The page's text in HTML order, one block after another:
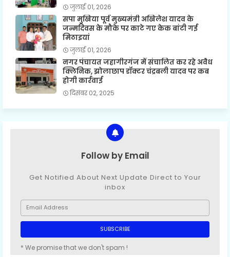
जुलाई 01, 2026
सपा मुखिया पूर्व मुख्यमंत्री अखिलेश यादव के
जन्मदिवस के मौके पर काटे गए केक बांटी गई
मिठाइयां
जुलाई 01, 2026
नगर पंचायत जहागीरगंज में संचालित कर रहे अवैध
क्लिनिक, झोलाछाप डॉक्टर चंद्रबली यादव पर कब
होगी कार्रवाई
दिसंबर 02, 2025
Follow by Email
Get Notified About Next Update Direct to Your
inbox
* We promise that we don't spam !